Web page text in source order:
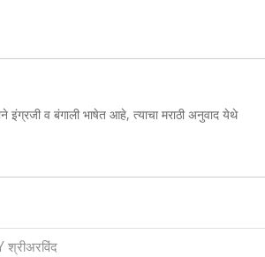
इंग्रजी व बंगाली भाषेत आहे, त्याचा मराठी अनुवाद येथे
श्रीअरविंद